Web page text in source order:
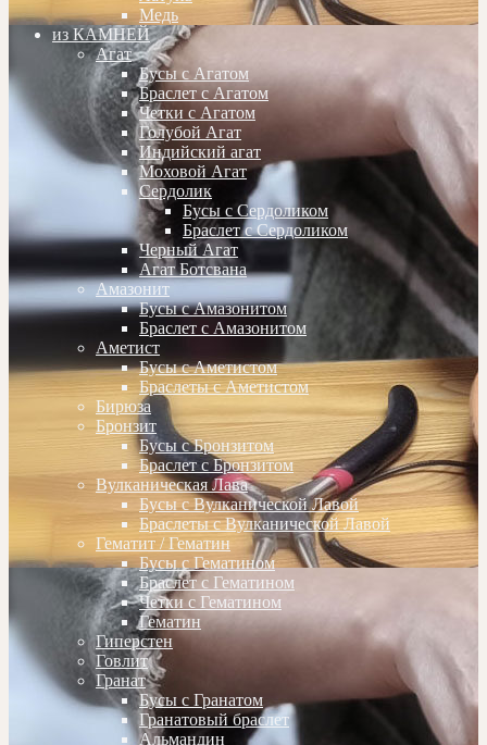
Медь
из КАМНЕЙ
Агат
Бусы с Агатом
Браслет с Агатом
Четки с Агатом
Голубой Агат
Индийский агат
Моховой Агат
Сердолик
Бусы с Сердоликом
Браслет с Сердоликом
Черный Агат
Агат Ботсвана
Амазонит
Бусы с Амазонитом
Браслет с Амазонитом
Аметист
Бусы с Аметистом
Браслеты с Аметистом
Бирюза
Бронзит
Бусы с Бронзитом
Браслет с Бронзитом
Вулканическая Лава
Бусы с Вулканической Лавой
Браслеты с Вулканической Лавой
Гематит / Гематин
Бусы с Гематином
Браслет с Гематином
Четки с Гематином
Гематин
Гиперстен
Говлит
Гранат
Бусы с Гранатом
Гранатовый браслет
Альмандин